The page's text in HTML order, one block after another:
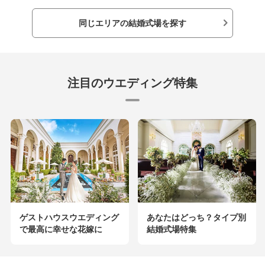
同じエリアの結婚式場を探す
注目のウエディング特集
ゲストハウスウエディング
で最高に幸せな花嫁に
あなたはどっち？タイプ別
結婚式場特集